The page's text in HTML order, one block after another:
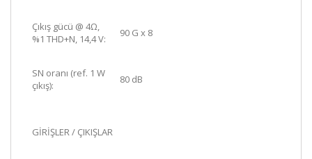
Çıkış gücü @ 4Ω,
%1 THD+N, 14,4 V:
90 G x 8
SN oranı (ref. 1 W
çıkış):
80 dB
GİRİŞLER / ÇIKIŞLAR